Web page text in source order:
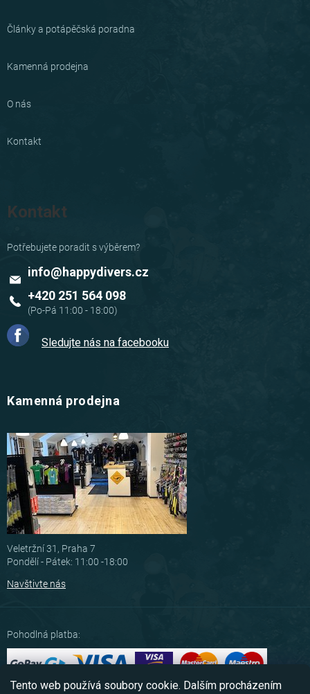
Tento web používá soubory cookie. Dalším procházením
Články a potápěčská poradna
Kamenná prodejna
O nás
Kontakt
Kontakt
info@happydivers.cz
+420 251 564 098
Sledujte nás na facebooku
Kamenná prodejna
Veletržní 31, Praha 7
Pondělí - Pátek: 11:00 -18:00
Navštivte nás
Pohodlná platba: